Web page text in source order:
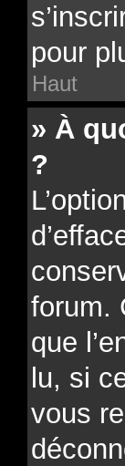
pour
Haut
» À
?
forum.
que
lu, si
vous